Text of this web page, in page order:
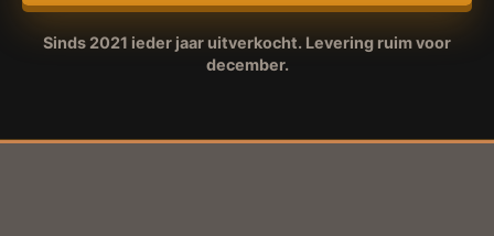
Sinds 2021 ieder jaar uitverkocht. Levering ruim voor
december.